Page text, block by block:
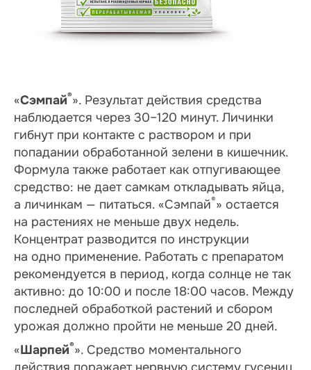
«Сэмпай®». Результат действия средства
наблюдается через 30–120 минут. Личинки
гибнут при контакте с раствором и при
попадании обработанной зелени в кишечник.
Формула также работает как отпугивающее
средство: не дает самкам откладывать яйца,
а личинкам — питаться. «Сэмпай®» остается
на растениях не меньше двух недель.
Концентрат разводится по инструкции
на одно применение. Работать с препаратом
рекомендуется в период, когда солнце не так
активно: до 10:00 и после 18:00 часов. Между
последней обработкой растений и сбором
урожая должно пройти не меньше 20 дней.
«Шарпей®». Средство моментального